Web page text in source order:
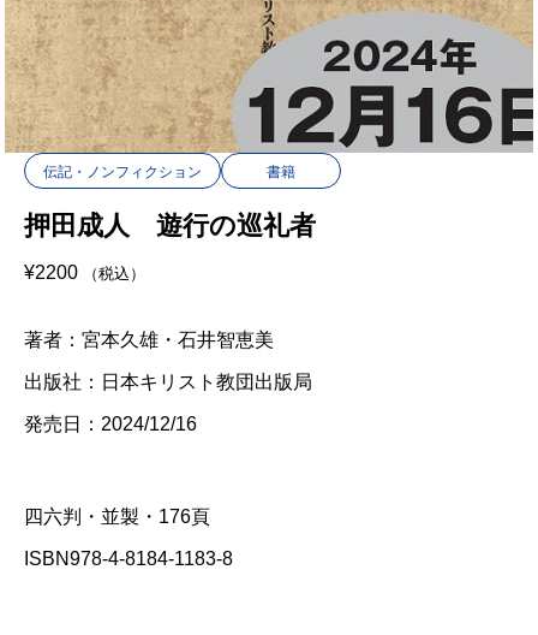
伝記・ノンフィクション 書籍
押田成人 遊行の巡礼者
¥2200 （税込）
著者：宮本久雄・石井智恵美
出版社：日本キリスト教団出版局
発売日：2024/12/16
四六判・並製・176頁
ISBN978-4-8184-1183-8